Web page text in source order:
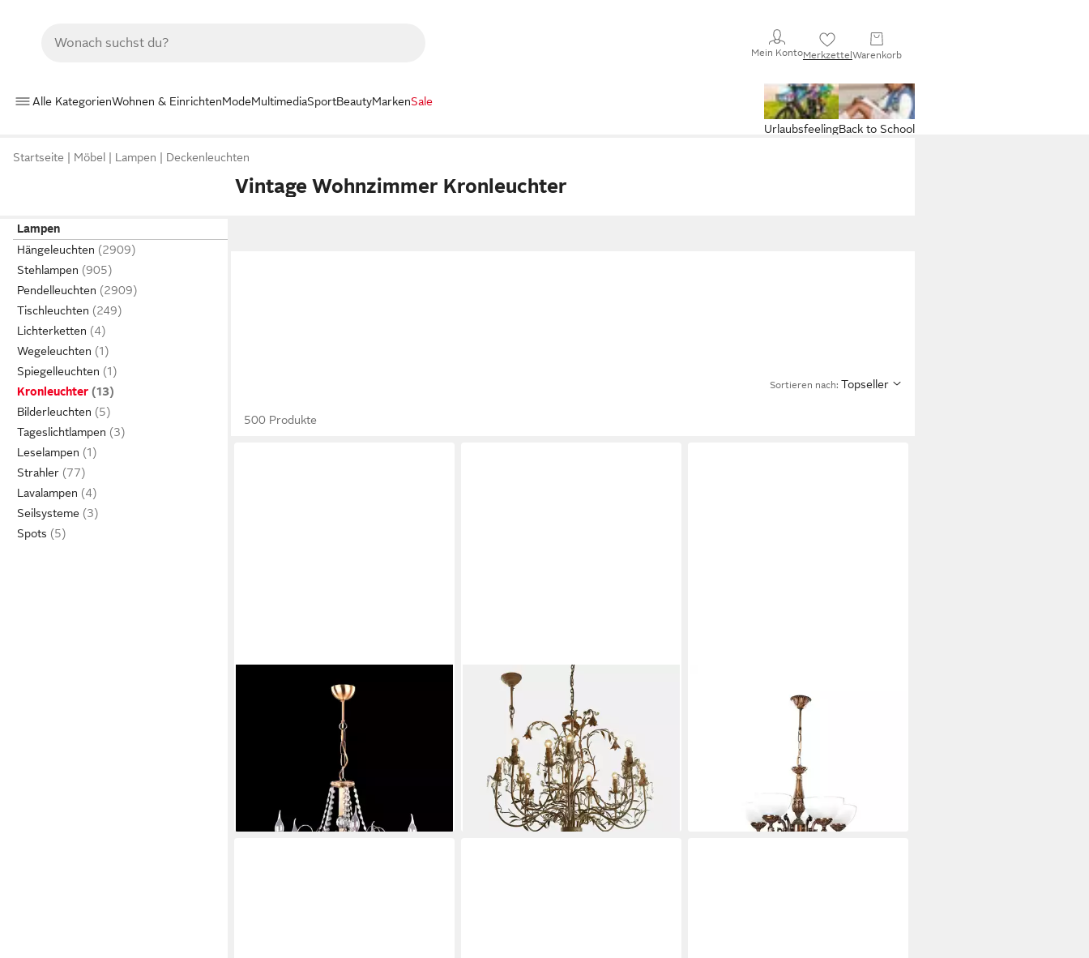
Mein KontoMerkzettelWarenkorb
Alle KategorienWohnen & EinrichtenModeMultimediaSportBeautyMarkenSale
Back to School
Urlaubsfeeling
Startseite Möbel Lampen Deckenleuchten
Vintage Wohnzimmer Kronleuchter
Lampen
Hängeleuchten
Stehlampen
Pendelleuchten
Tischleuchten
Lichterketten
Wegeleuchten
Spiegelleuchten
Kronleuchter
Bilderleuchten
Tageslichtlampen
Leselampen
Strahler
Lavalampen
Seilsysteme
Spots
Sortieren nach: Topseller
500 Produkte
Kronleuchter Eleganter Kristall-
Lüster in Vintage-Optik für stilvolle
Akzente, Hergestellt in Europa
480,00 €
lieferbar in 10 Wochen
MIRABEAU
Kronleuchter Kronleuchter
Opérancourt antikgrau/klar
898,00 €
lieferbar in 3 Wochen
Kronleuchter Vintage Deckenlampe
aus Glas in Gold mit elegantem
Design, Keine Funktionen,
Hergestellt in Europa
360,00 €
lieferbar in 10 Wochen